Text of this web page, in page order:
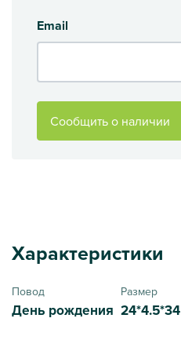
Email
Сообщить о наличии
Характеристики
Повод
День рождения
Размер
24*4.5*34